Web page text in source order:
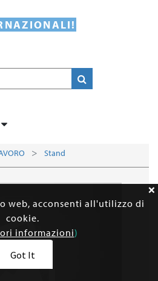
Stand
web, acconsenti all'utilizzo di
cookie.
informazioni)
Got It